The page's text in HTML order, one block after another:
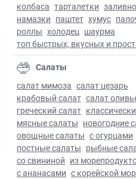
колбаса тарталетки
намазки паштет хумус
роллы холодец шаурма
топ быстрых, вкусных и
Салаты
салат мимоза салат цезарь
крабовый салат салат
греческий салат
мясные салаты новогодние
овощные салаты с огурцами
постные салаты рыбные
со свининой из
с ананасами с корейской